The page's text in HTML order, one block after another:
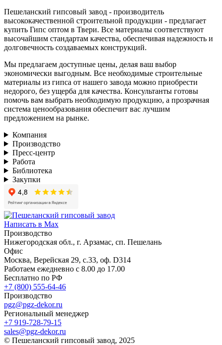
Пешеланский гипсовый завод - производитель
высококачественной строительной продукции - предлагает
купить Гипс оптом в Твери. Все материалы соответствуют
высочайшим стандартам качества, обеспечивая надежность и
долговечность создаваемых конструкций.
Мы предлагаем доступные цены, делая ваш выбор
экономически выгодным. Все необходимые строительные
материалы из гипса от нашего завода можно приобрести
недорого, без ущерба для качества. Консультанты готовы
помочь вам выбрать необходимую продукцию, а прозрачная
система ценообразования обеспечит вас лучшим
предложением на рынке.
Компания
Производство
Пресс-центр
Работа
Библиотека
Закупки
Написать в Max
Производство
Нижегородская обл., г. Арзамас, сп. Пешелань
Офис
Москва, Верейская 29, с.33, оф. D314
Работаем ежедневно с 8.00 до 17.00
Бесплатно по РФ
+7 (800) 555-64-46
Производство
pgz@pgz-dekor.ru
Региональный менеджер
+7 919-728-79-15
sales@pgz-dekor.ru
© Пешеланский гипсовый завод, 2025